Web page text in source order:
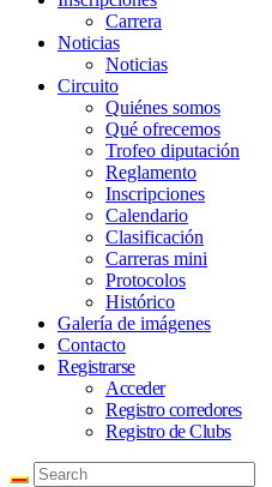
Carrera
Noticias
Noticias
Circuito
Quiénes somos
Qué ofrecemos
Trofeo diputación
Reglamento
Inscripciones
Calendario
Clasificación
Carreras mini
Protocolos
Histórico
Galería de imágenes
Contacto
Registrarse
Acceder
Registro corredores
Registro de Clubs